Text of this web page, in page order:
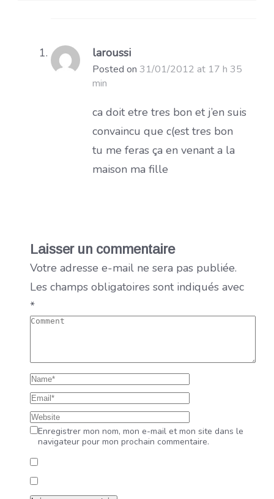
laroussi
Posted on 31/01/2012 at 17 h 35
min
ca doit etre tres bon et j’en suis
convaincu que c(est tres bon
tu me feras ça en venant a la
maison ma fille
Laisser un commentaire
Votre adresse e-mail ne sera pas publiée.
Les champs obligatoires sont indiqués avec
*
Enregistrer mon nom, mon e-mail et mon site dans le
navigateur pour mon prochain commentaire.